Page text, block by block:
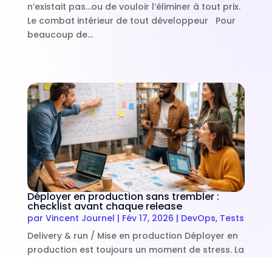
n’existait pas…ou de vouloir l’éliminer à tout prix.
Le combat intérieur de tout développeur Pour
beaucoup de...
Déployer en production sans trembler :
checklist avant chaque release
par Vincent Journel | Fév 17, 2026 | DevOps, Tests
Delivery & run / Mise en production Déployer en
production est toujours un moment de stress. La